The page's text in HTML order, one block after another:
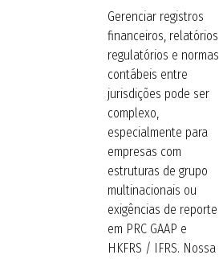
Gerenciar registros
financeiros, relatórios
regulatórios e normas
contábeis entre
jurisdições pode ser
complexo,
especialmente para
empresas com
estruturas de grupo
multinacionais ou
exigências de reporte
em PRC GAAP e
HKFRS / IFRS. Nossa